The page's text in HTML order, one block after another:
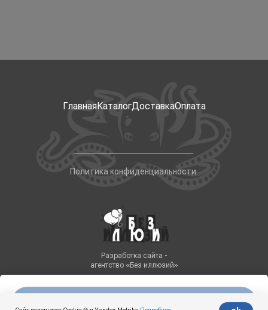
ГлавнаяКаталогДоставкаОплата
Политика конфиденциальности
Разработка сайта -
агентство «Без иллюзий»